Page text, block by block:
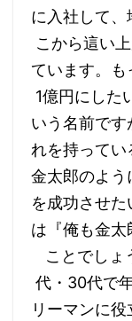
に入社して
こから這い
ています。も
1億円にした
いう名前で
れを持ってい
金太郎のよう
を成功させ
は『俺も金
ことでしょ
代・30代で
リーマンに